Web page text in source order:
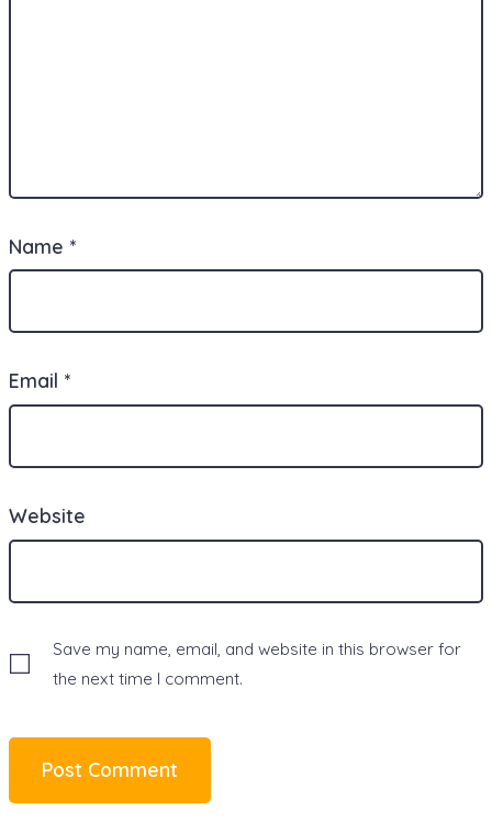
Name *
Email *
Website
Save my name, email, and website in this browser for
the next time I comment.